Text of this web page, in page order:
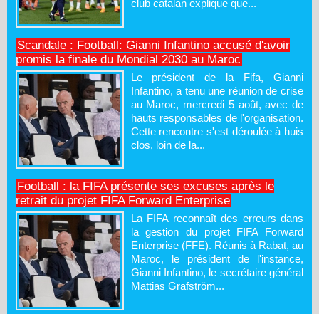
club catalan explique que...
Scandale : Football: Gianni Infantino accusé d'avoir
promis la finale du Mondial 2030 au Maroc
Le président de la Fifa, Gianni
Infantino, a tenu une réunion de crise
au Maroc, mercredi 5 août, avec de
hauts responsables de l'organisation.
Cette rencontre s'est déroulée à huis
clos, loin de la...
Football : la FIFA présente ses excuses après le
retrait du projet FIFA Forward Enterprise
La FIFA reconnaît des erreurs dans
la gestion du projet FIFA Forward
Enterprise (FFE). Réunis à Rabat, au
Maroc, le président de l'instance,
Gianni Infantino, le secrétaire général
Mattias Grafström...